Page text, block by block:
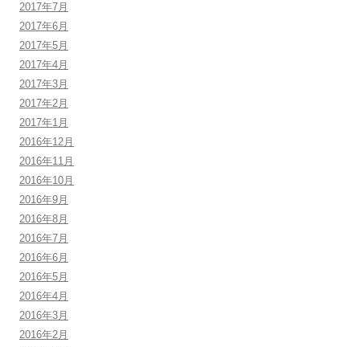
2017年7月
2017年6月
2017年5月
2017年4月
2017年3月
2017年2月
2017年1月
2016年12月
2016年11月
2016年10月
2016年9月
2016年8月
2016年7月
2016年6月
2016年5月
2016年4月
2016年3月
2016年2月